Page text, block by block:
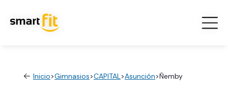
Inicio>Gimnasios>CAPITAL>Asunción>Ñemby